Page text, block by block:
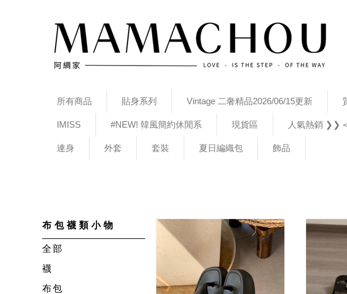
所有商品 貼身系列 Vintage 二奢精品2026/06/15更新
IMISS #NEW! 韓風簡約休閒系 現貨區 人氣熱銷 ❯❯
連身 外套 套裝 夏日編織包 飾品
布包襪類小物
全部
襪
布包